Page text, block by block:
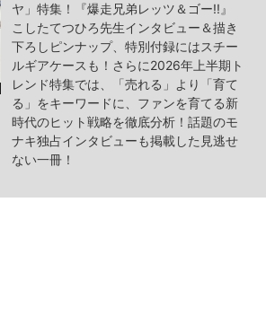
ヤ」特集！『爆走兄弟レッツ＆ゴー!!』
こしたてつひろ先生インタビュー＆描き
下ろしピンナップ、特別付録にはスチー
ルギアケースも！さらに2026年上半期ト
レンド特集では、「売れる」より「育て
る」をキーワードに、ファンを育てる新
時代のヒット戦略を徹底分析！話題のモ
ナキ独占インタビューも掲載した見逃せ
ない一冊！